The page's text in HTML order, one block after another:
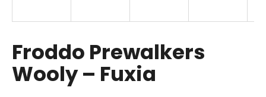
Froddo Prewalkers
Wooly – Fuxia
í
t
?